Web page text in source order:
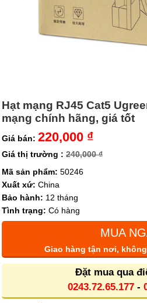
Hạt mạng RJ45 Cat5
mạng chính hãng, giá tốt
Giá bán: 220,000 ₫
Giá thị trường : 240,000 ₫
Mã sản phẩm: 50246
Xuất xứ: China
Bảo hành: 12 tháng
Tình trạng: Có hàng
MUA
Giao hàng tận nơi,
Đặt mua qua
0243.72.65.177-